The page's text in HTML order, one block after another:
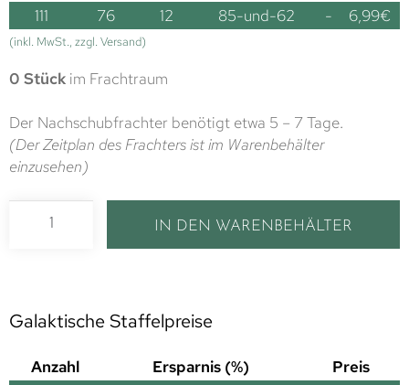
111
76 12 85-und-62 - 6,99€
(inkl. MwSt., zzgl. Versand)
0 Stück im Frachtraum
Der Nachschubfrachter benötigt etwa 5 – 7 Tage.
(Der Zeitplan des Frachters ist im Warenbehälter
einzusehen)
IN DEN WARENBEHÄLTER
Galaktische Staffelpreise
Anzahl Ersparnis (%)
Preis